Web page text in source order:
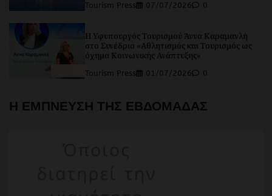
Tourism Press 07/07/2026 0
Η Υφυπουργός Τουρισμού Άννα Καραμανλή
στο Συνέδριο «Αθλητισμός και Τουρισμός ως
όχημα Κοινωνικής Ανάπτυξης»
Tourism Press 01/07/2026 0
Η ΕΜΠΝΕΥΣΗ ΤΗΣ ΕΒΔΟΜΑΔΑΣ